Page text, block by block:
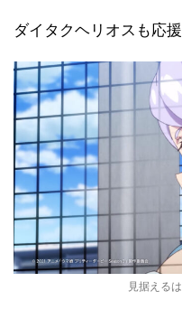
ダイタクヘリオスも応
見据える